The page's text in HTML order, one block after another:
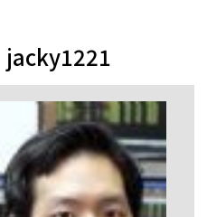
jacky1221